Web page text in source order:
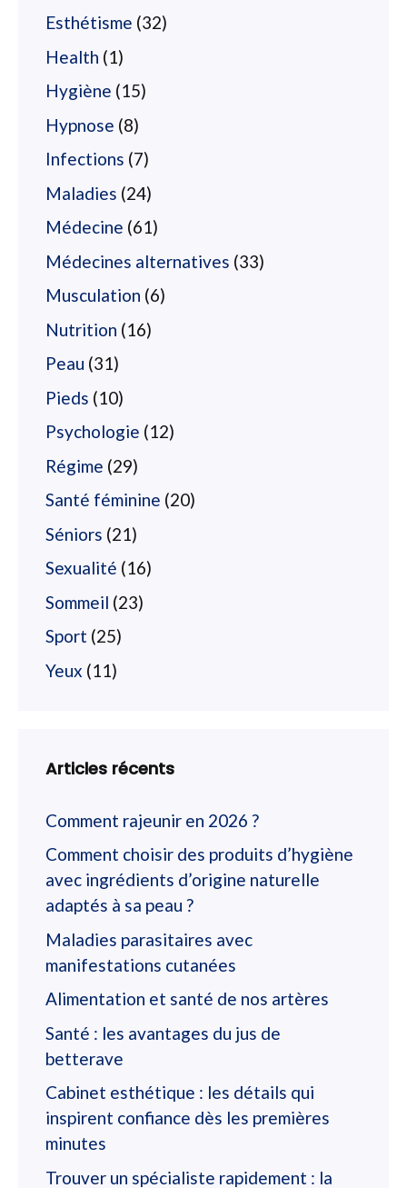
Esthétisme (32)
Health (1)
Hygiène (15)
Hypnose (8)
Infections (7)
Maladies (24)
Médecine (61)
Médecines alternatives (33)
Musculation (6)
Nutrition (16)
Peau (31)
Pieds (10)
Psychologie (12)
Régime (29)
Santé féminine (20)
Séniors (21)
Sexualité (16)
Sommeil (23)
Sport (25)
Yeux (11)
Articles récents
Comment rajeunir en 2026 ?
Comment choisir des produits d’hygiène
avec ingrédients d’origine naturelle
adaptés à sa peau ?
Maladies parasitaires avec
manifestations cutanées
Alimentation et santé de nos artères
Santé : les avantages du jus de
betterave
Cabinet esthétique : les détails qui
inspirent confiance dès les premières
minutes
Trouver un spécialiste rapidement : la